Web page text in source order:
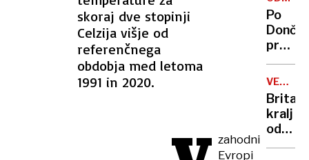
skoraj dve stopinji
Celzija višje od
referenčnega
obdobja med letoma
1991 in 2020.
zahodni
Evropi
vlade
Po
Karma
je
psica,
Nico
pa
njen
sin
VELIKA
kralj